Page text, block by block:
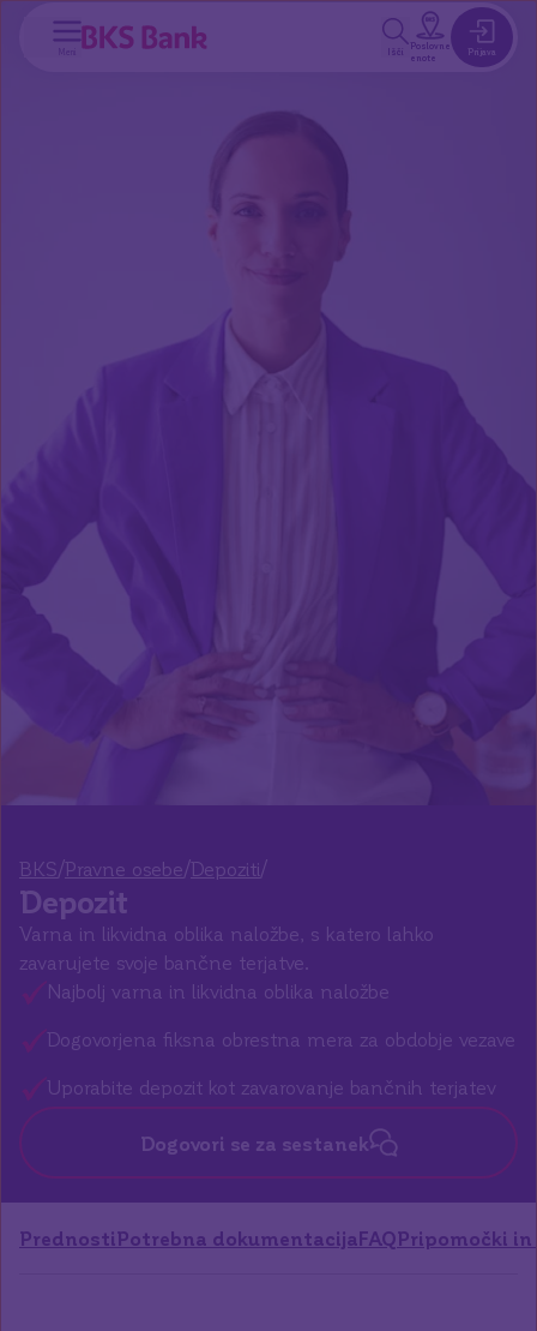
glavno vsebino
Meni Išči
Poslovne
enote
Prijava
BKS/Pravne osebe/Depoziti/
Depozit
Varna in likvidna oblika naložbe, s katero lahko
zavarujete svoje bančne terjatve.
Najbolj varna in likvidna oblika naložbe
Dogovorjena fiksna obrestna mera za obdobje vezave
Uporabite depozit kot zavarovanje bančnih terjatev
Dogovori se za sestanek
PrednostiPotrebna dokumentacijaFAQPripomočki in